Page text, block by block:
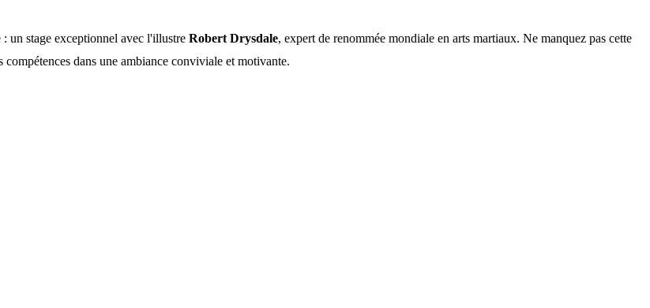
un stage exceptionnel avec l'illustre Robert Drysdale, expert de renommée mondiale en arts martiaux. Ne manquez pas cette
dans une ambiance conviviale et motivante.